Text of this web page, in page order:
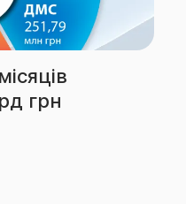
півріччя
млрд грн